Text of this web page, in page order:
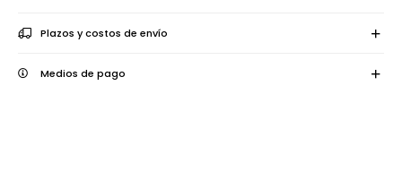
Plazos y costos de envío
Medios de pago